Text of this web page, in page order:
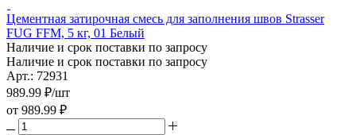
Цементная затирочная смесь для заполнения швов Strasser
FUG FFM, 5 кг, 01 Белый
Наличие и срок поставки по запросу
Наличие и срок поставки по запросу
Арт.: 72931
989.99 ₽/шт
от 989.99 ₽